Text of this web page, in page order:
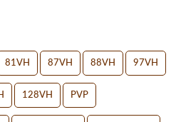
81VH 87VH 88VH 97VH
128VH PVP